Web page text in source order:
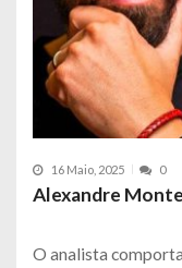
16 Maio, 2025 0
Alexandre
O analista